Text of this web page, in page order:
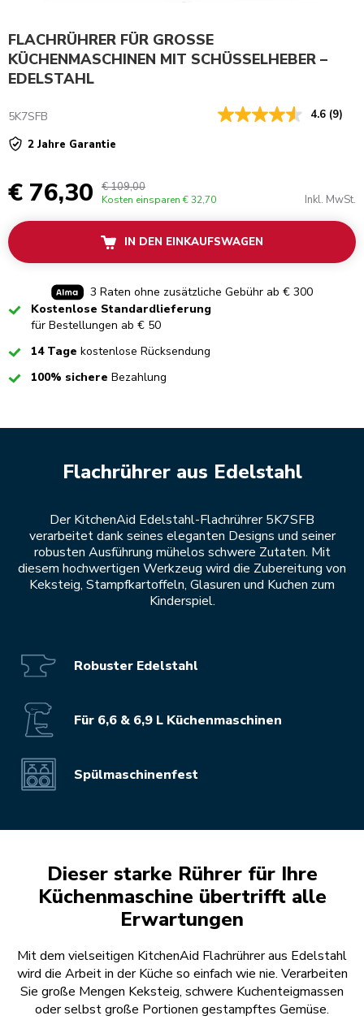
FLACHRÜHRER FÜR GROSSE
KÜCHENMASCHINEN MIT SCHÜSSELHEBER –
EDELSTAHL
5K7SFB 4.6 (9)
2 Jahre Garantie
€ 76,30 € 109,00
Kosten einsparen € 32,70 Inkl. MwSt.
IN DEN EINKAUFSWAGEN
3 Raten ohne zusätzliche Gebühr ab € 300
CheckedKostenlose Standardlieferung
für Bestellungen ab € 50
Checked14 Tage kostenlose Rücksendung
Checked100% sichere Bezahlung
Flachrührer aus Edelstahl
Der KitchenAid Edelstahl-Flachrührer 5K7SFB
verarbeitet dank seines eleganten Designs und seiner
robusten Ausführung mühelos schwere Zutaten. Mit
diesem hochwertigen Werkzeug wird die Zubereitung von
Keksteig, Stampfkartoffeln, Glasuren und Kuchen zum
Kinderspiel.
Robuster Edelstahl
Für 6,6 & 6,9 L Küchenmaschinen
Spülmaschinenfest
Dieser starke Rührer für Ihre
Küchenmaschine übertrifft alle
Erwartungen
Mit dem vielseitigen KitchenAid Flachrührer aus Edelstahl
wird die Arbeit in der Küche so einfach wie nie. Verarbeiten
Sie große Mengen Keksteig, schwere Kuchenteigmassen
oder selbst große Portionen gestampftes Gemüse.